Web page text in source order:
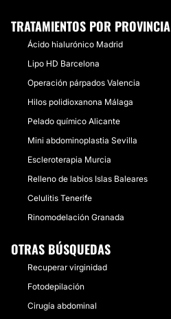
TRATAMIENTOS POR PROVINCIA
Ácido hialurónico Madrid
Lipo HD Barcelona
Operación párpados Valencia
Hilos polidioxanona Málaga
Pelado químico Alicante
Mini abdominoplastia Sevilla
Escleroterapia Murcia
Relleno de labios Islas Baleares
Celulitis Tenerife
Rinomodelación Granada
OTRAS BÚSQUEDAS
Recuperar virginidad
Fotodepilación
Cirugía abdominal